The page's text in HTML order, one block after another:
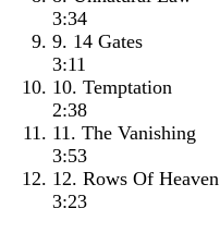
3:34
9. 14 Gates
3:11
10. Temptation
2:38
11. The Vanishing
3:53
12. Rows Of Heaven
3:23